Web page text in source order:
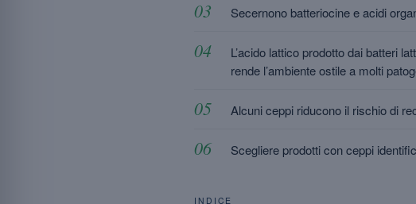
Secernono batteriocine e acidi
L’acido lattico prodotto dai batteri
rende l’ambiente ostile a molti
Alcuni ceppi riducono il rischio di
Scegliere prodotti con ceppi
INDICE